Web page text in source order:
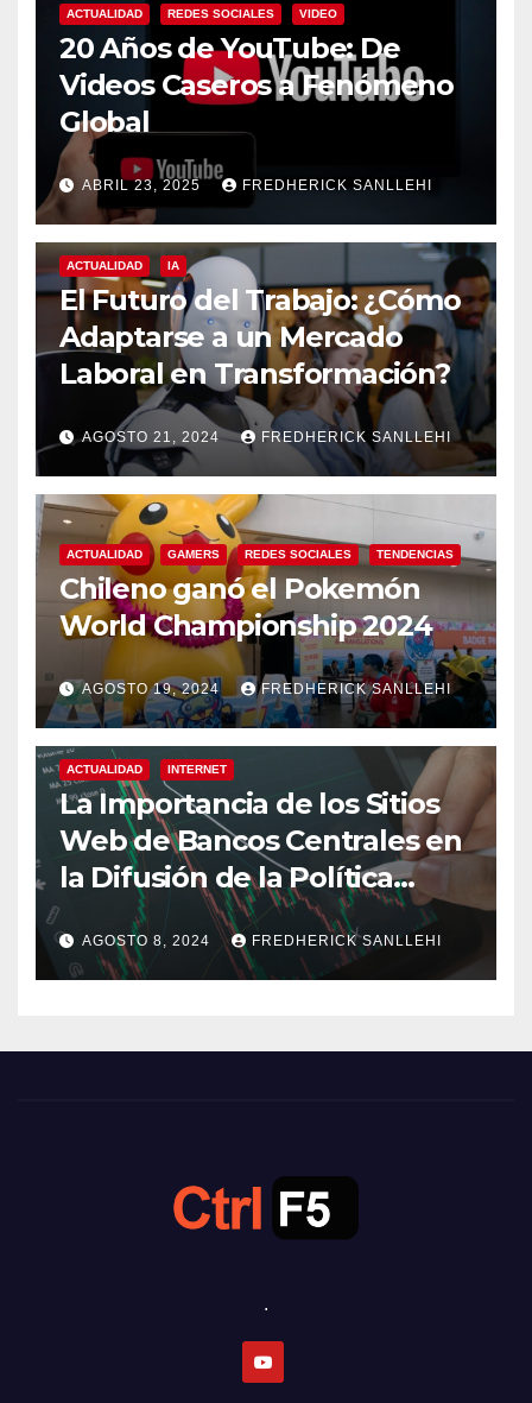
ACTUALIDAD REDES SOCIALES VIDEO
20 Años de YouTube: De
Videos Caseros a Fenómeno
Global
ABRIL 23, 2025 FREDHERICK SANLLEHI
ACTUALIDAD IA
El Futuro del Trabajo: ¿Cómo
Adaptarse a un Mercado
Laboral en Transformación?
AGOSTO 21, 2024 FREDHERICK SANLLEHI
ACTUALIDAD GAMERS REDES SOCIALES TENDENCIAS
Chileno ganó el Pokemón
World Championship 2024
AGOSTO 19, 2024 FREDHERICK SANLLEHI
ACTUALIDAD INTERNET
La Importancia de los Sitios
Web de Bancos Centrales en
la Difusión de la Política
Monetaria
AGOSTO 8, 2024 FREDHERICK SANLLEHI
.